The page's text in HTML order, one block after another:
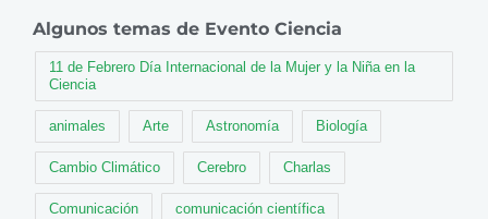
Algunos temas de Evento Ciencia
11 de Febrero Día Internacional de la Mujer y la Niña en la
Ciencia
animales Arte Astronomía Biología
Cambio Climático Cerebro Charlas
Comunicación comunicación científica